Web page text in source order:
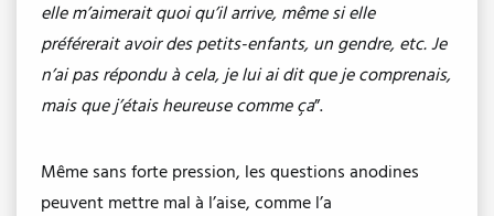
elle m’aimerait quoi qu’il arrive, même si elle
préférerait avoir des petits-enfants, un gendre, etc. Je
n’ai pas répondu à cela, je lui ai dit que je comprenais,
mais que j’étais heureuse comme ça”.
Même sans forte pression, les questions anodines
peuvent mettre mal à l’aise, comme l’a